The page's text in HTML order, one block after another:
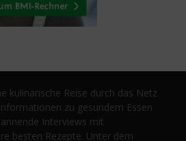
kulinarische Reise durch das Netz
zu gesundem Essen
Interviews mit
besten Rezepte. Unter dem